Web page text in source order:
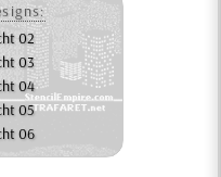
02
03
04
05
06